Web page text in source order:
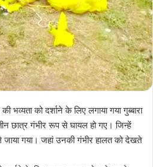
भव्यता को दर्शाने के लिए लगाया गया गुब्बारा
छात्र गंभीर रूप से घायल हो गए। जिन्हें
गया। जहां उनकी गंभीर हालत को देखते